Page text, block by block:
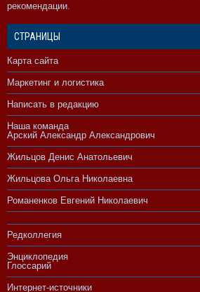
рекомендации.
СТРАНИЦЫ
Карта сайта
Маркетинг и логистика
Написать в редакцию
Наша команда
Арский Александр Александрович
Жильцов Денис Анатольевич
Жильцова Ольга Николаевна
Романенков Евгений Николаевич
Редколлегия
Энциклопедия
Глоссарий
Интернет-источники